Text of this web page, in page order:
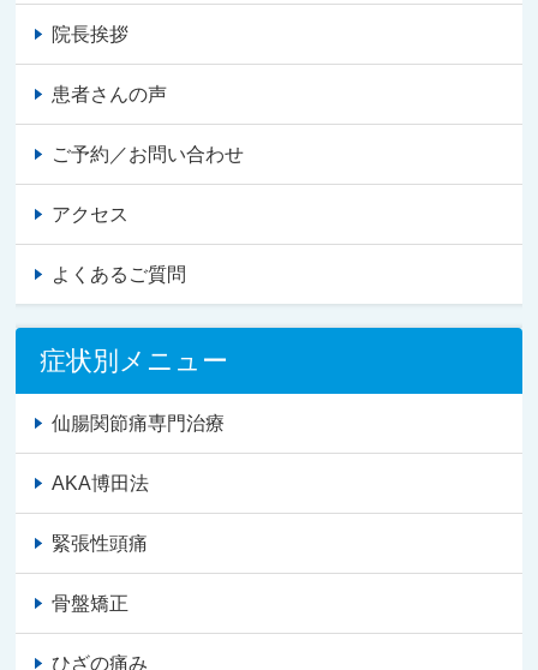
院長挨拶
患者さんの声
ご予約／お問い合わせ
アクセス
よくあるご質問
症状別メニュー
仙腸関節痛専門治療
AKA博田法
緊張性頭痛
骨盤矯正
ひざの痛み